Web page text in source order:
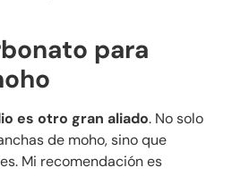
para
es otro gran aliado. No solo
de moho, sino que
Mi recomendación es